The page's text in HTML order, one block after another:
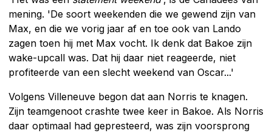
mening. 'De soort weekenden die we gewend zijn van
Max, en die we vorig jaar af en toe ook van Lando
zagen toen hij met Max vocht. Ik denk dat Bakoe zijn
wake-upcall was. Dat hij daar niet reageerde, niet
profiteerde van een slecht weekend van Oscar...'
Volgens Villeneuve begon dat aan Norris te knagen.
Zijn teamgenoot crashte twee keer in Bakoe. Als Norris
daar optimaal had gepresteerd, was zijn voorsprong